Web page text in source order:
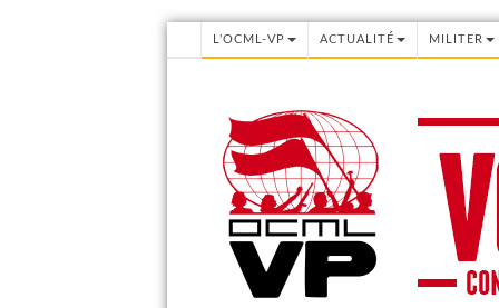
L’OCML-VP ACTUALITÉ MILITER